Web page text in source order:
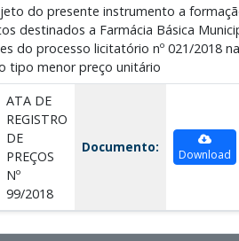
do presente instrumento a
destinados a Farmácia Básica
do processo licitatório nº 021/2018
tipo menor preço unitário
ATA DE
REGISTRO
DE
PREÇOS
Nº
99/2018
Documento: Download